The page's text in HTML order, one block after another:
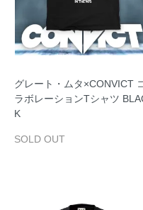
グレート・ムタ×CONVICT
ラボレーションTシャツ
K
SOLD OUT